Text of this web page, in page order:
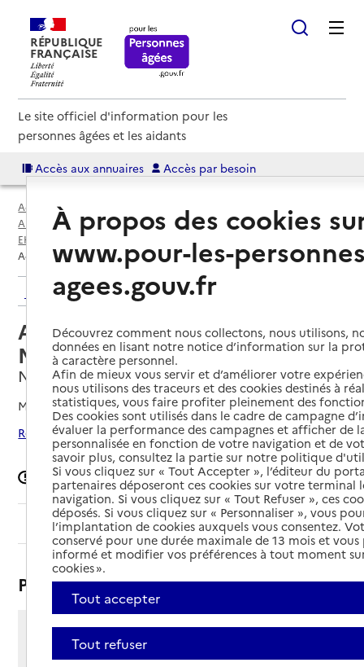
RÉPUBLIQUE
FRANÇAISE
Le site officiel d'information pour les
personnes âgées et les aidants
Accès aux annuaires Accès par besoin
Accueil
Annuaire EHPAD et maisons de retraite
EHPAD par département
Accueil de jour Pavillon Madeleine Julien
Retour aux résultats de l'annuaire
Accueil de jour Pavillon
Madeleine Julien
Nantes, LOIRE-ATLANTIQUE
Mis à jour le24/06/2026
Rechercher les établissements autour de Nantes
Signaler une erreur
Sommaire
Présentation
2 rue de Courson
44000 - Nantes
À propos des cookies
www.pour-les-
agees.gouv.fr
Découvrez comment nous collectons, nous utilisons,
données en lisant notre notice d’information sur la
à caractère personnel.
Afin de mieux vous servir et d’améliorer votre
nous utilisons des traceurs et des cookies destinés à
statistiques, vous faire profiter pleinement des
Des cookies sont utilisés dans le cadre de campagne
évaluer la performance des campagnes et afficher de
personnalisée en fonction de votre navigation et de
savoir plus, consultez la partie sur notre politique
Si vous cliquez sur « Tout Accepter », l’éditeur du
partenaires déposeront ces cookies sur votre terminal
navigation. Si vous cliquez sur « Tout Refuser », ces
déposés. Si vous cliquez sur « Personnaliser », vous
l’implantation de cookies auxquels vous consentez.
conservé pour une durée maximale de 13 mois et
informé et modifier vos préférences à tout moment
cookies ».
Tout accepter
Tout refuser